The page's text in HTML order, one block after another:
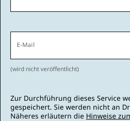
E-Mail
(wird nicht veröffentlicht)
Zur Durchführung dieses Service
gespeichert. Sie werden nicht an
Näheres erläutern die Hinweise